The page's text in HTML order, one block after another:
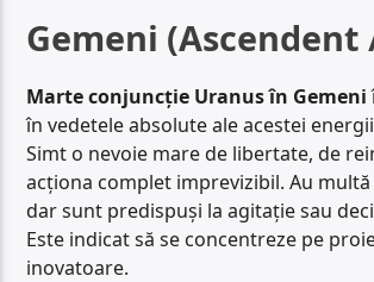
Gemeni (Ascendent
Marte conjuncție Uranus în Gemeni
în vedetele absolute ale acestei
Simt o nevoie mare de libertate, de
acționa complet imprevizibil. Au
dar sunt predispuși la agitație sau
Este indicat să se concentreze pe
inovatoare.